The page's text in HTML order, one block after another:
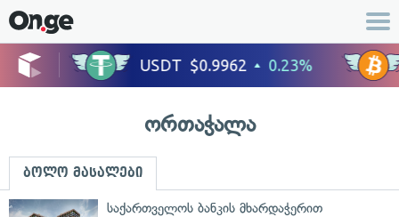
ორთაჭალა
ბოლო მასალები
საქართველოს ბანკის მხარდაჭერით